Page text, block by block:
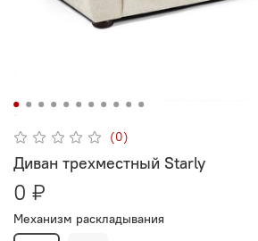
(0)
Диван трехместный Starly
0 ₽
Механизм раскладывания